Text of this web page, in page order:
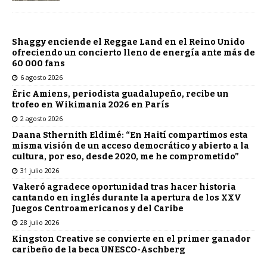
Shaggy enciende el Reggae Land en el Reino Unido
ofreciendo un concierto lleno de energía ante más de
60 000 fans
6 agosto 2026
Éric Amiens, periodista guadalupeño, recibe un
trofeo en Wikimania 2026 en París
2 agosto 2026
Daana Sthernith Eldimé: “En Haití compartimos esta
misma visión de un acceso democrático y abierto a la
cultura, por eso, desde 2020, me he comprometido”
31 julio 2026
Vakeró agradece oportunidad tras hacer historia
cantando en inglés durante la apertura de los XXV
Juegos Centroamericanos y del Caribe
28 julio 2026
Kingston Creative se convierte en el primer ganador
caribeño de la beca UNESCO-Aschberg